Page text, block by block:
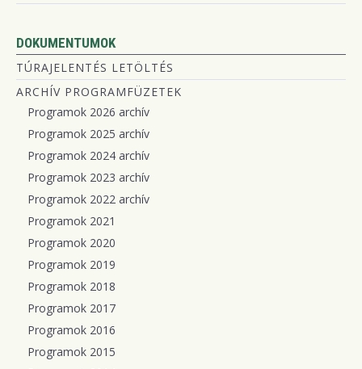
DOKUMENTUMOK
TÚRAJELENTÉS LETÖLTÉS
ARCHÍV PROGRAMFÜZETEK
Programok 2026 archív
Programok 2025 archív
Programok 2024 archív
Programok 2023 archív
Programok 2022 archív
Programok 2021
Programok 2020
Programok 2019
Programok 2018
Programok 2017
Programok 2016
Programok 2015